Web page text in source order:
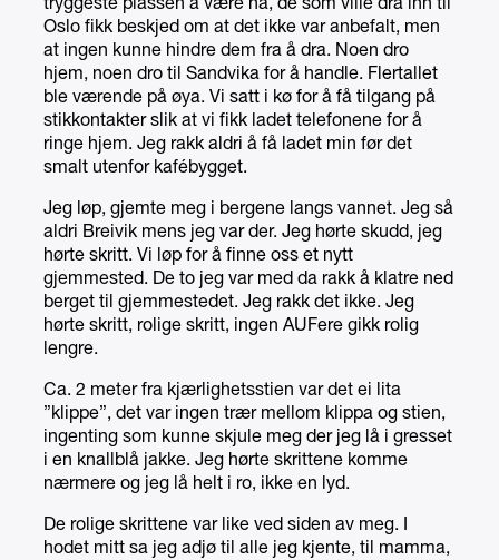
tryggeste plassen å være nå, de som ville dra inn til
Oslo fikk beskjed om at det ikke var anbefalt, men
at ingen kunne hindre dem fra å dra. Noen dro
hjem, noen dro til Sandvika for å handle. Flertallet
ble værende på øya. Vi satt i kø for å få tilgang på
stikkontakter slik at vi fikk ladet telefonene for å
ringe hjem. Jeg rakk aldri å få ladet min før det
smalt utenfor kafébygget.
Jeg løp, gjemte meg i bergene langs vannet. Jeg så
aldri Breivik mens jeg var der. Jeg hørte skudd, jeg
hørte skritt. Vi løp for å finne oss et nytt
gjemmested. De to jeg var med da rakk å klatre ned
berget til gjemmestedet. Jeg rakk det ikke. Jeg
hørte skritt, rolige skritt, ingen AUFere gikk rolig
lengre.
Ca. 2 meter fra kjærlighetsstien var det ei lita
”klippe”, det var ingen trær mellom klippa og stien,
ingenting som kunne skjule meg der jeg lå i gresset
i en knallblå jakke. Jeg hørte skrittene komme
nærmere og jeg lå helt i ro, ikke en lyd.
De rolige skrittene var like ved siden av meg. I
hodet mitt sa jeg adjø til alle jeg kjente, til mamma,